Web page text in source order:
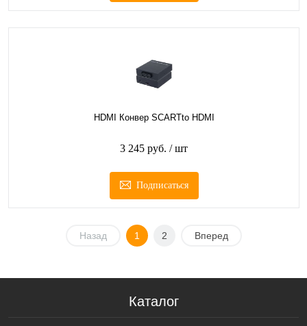
HDMI Конвер SCARTto HDMI
3 245 руб. / шт
Подписаться
Назад 1 2 Вперед
Каталог